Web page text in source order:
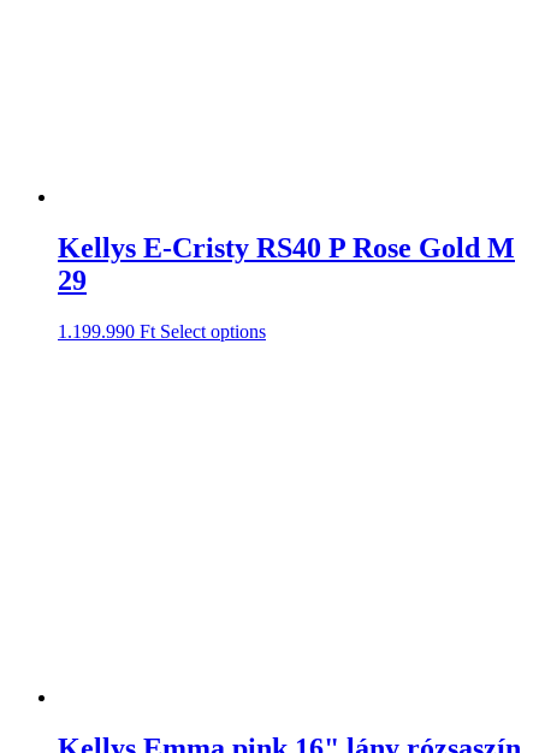
Kellys E-Cristy RS40 P Rose Gold M
29
1.199.990 Ft Select options